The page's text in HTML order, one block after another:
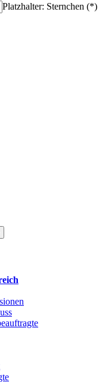
Platzhalter: Sternchen (*)